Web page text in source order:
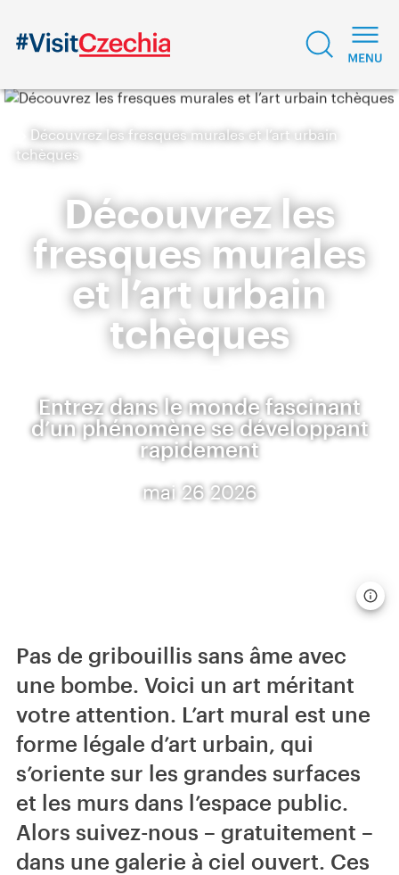
Découvrez les fresques murales et l’art urbain
tchèques
Découvrez les
fresques murales
et l’art urbain
tchèques
Entrez dans le monde fascinant
d’un phénomène se développant
rapidement
mai 26 2026
Pas de gribouillis sans âme avec
une bombe. Voici un art méritant
votre attention. L’art mural est une
forme légale d’art urbain, qui
s’oriente sur les grandes surfaces
et les murs dans l’espace public.
Alors suivez-nous – gratuitement –
dans une galerie à ciel ouvert. Ces